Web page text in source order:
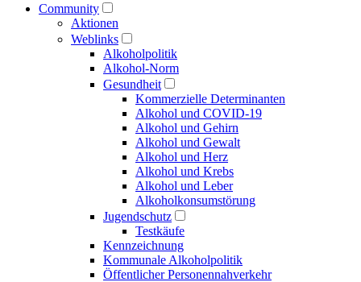
Community
Aktionen
Weblinks
Alkoholpolitik
Alkohol-Norm
Gesundheit
Kommerzielle Determinanten
Alkohol und COVID-19
Alkohol und Gehirn
Alkohol und Gewalt
Alkohol und Herz
Alkohol und Krebs
Alkohol und Leber
Alkoholkonsumstörung
Jugendschutz
Testkäufe
Kennzeichnung
Kommunale Alkoholpolitik
Öffentlicher Personennahverkehr